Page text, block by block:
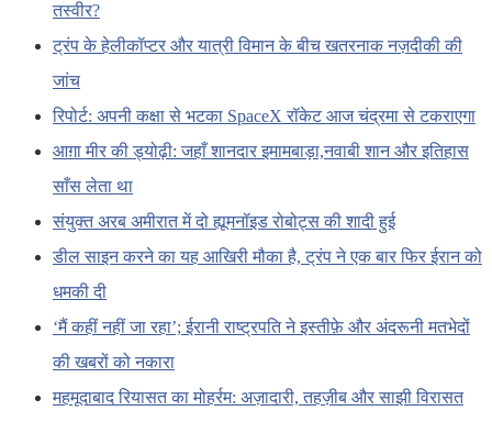
तस्वीर?
ट्रंप के हेलीकॉप्टर और यात्री विमान के बीच खतरनाक नज़दीकी की
जांच
रिपोर्ट: अपनी कक्षा से भटका SpaceX रॉकेट आज चंद्रमा से टकराएगा
आग़ा मीर की ड्योढ़ी: जहाँ शानदार इमामबाड़ा,नवाबी शान और इतिहास
साँस लेता था
संयुक्त अरब अमीरात में दो ह्यूमनॉइड रोबोट्स की शादी हुई
डील साइन करने का यह आखिरी मौका है, ट्रंप ने एक बार फिर ईरान को
धमकी दी
‘मैं कहीं नहीं जा रहा’; ईरानी राष्ट्रपति ने इस्तीफ़े और अंदरूनी मतभेदों
की खबरों को नकारा
महमूदाबाद रियासत का मोहर्रम: अज़ादारी, तहज़ीब और साझी विरासत